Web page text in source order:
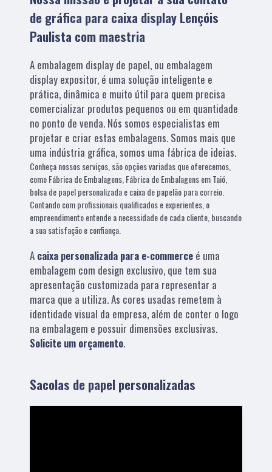
de gráfica para caixa display Lençóis
Paulista com maestria
A embalagem display de papel, ou embalagem
display expositor, é uma solução inteligente e
prática, dinâmica e muito útil para quem precisa
comercializar produtos pequenos ou em quantidade
no ponto de venda. Nós somos especialistas em
projetar e criar estas embalagens. Somos mais que
uma indústria gráfica, somos uma fábrica de ideias.
Conheça nossos serviços, são opções variadas que oferecemos,
como Fábrica de Embalagens, Fábrica de Embalagens em Taió,
bolsa de papel personalizada e caixa de papelão para correio.
Contando com profissionais qualificados e experientes, o
empreendimento entende a necessidade de cada cliente, buscando
a sua satisfação e confiança.
A caixa personalizada para e-commerce é uma
embalagem com design exclusivo, que tem sua
apresentação customizada para representar a
marca que a utiliza. As cores usadas remetem à
identidade visual da empresa, além de conter o logo
na embalagem e possuir dimensões exclusivas.
Solicite um orçamento.
Sacolas de papel personalizadas